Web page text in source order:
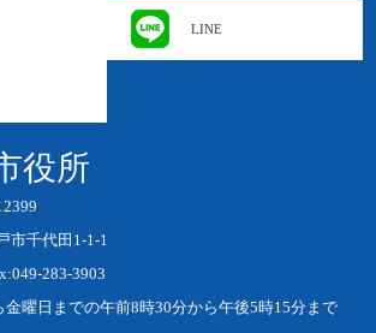
LINE
役所
市千代田1-1-1
283-3903
金曜日までの午前8時30分から午後5時15分まで